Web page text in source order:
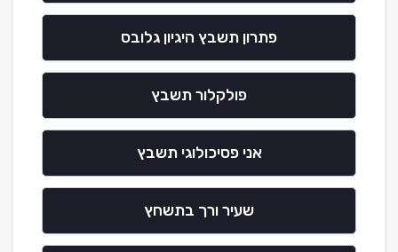
פתרון תשבץ היגיון גלובס
פולקלור תשבץ
אני פסיכולוגי תשבץ
שעיר ורך בתשחץ